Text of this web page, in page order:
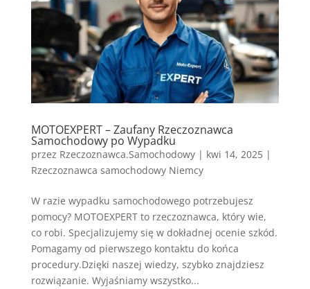
MOTOEXPERT – Zaufany Rzeczoznawca
Samochodowy po Wypadku
przez Rzeczoznawca.Samochodowy| kwi 14, 2025|
Rzeczoznawca samochodowy Niemcy
W razie wypadku samochodowego potrzebujesz
pomocy? MOTOEXPERT to rzeczoznawca, który wie,
co robi. Specjalizujemy się w dokładnej ocenie szkód.
Pomagamy od pierwszego kontaktu do końca
procedury.Dzięki naszej wiedzy, szybko znajdziesz
rozwiązanie. Wyjaśniamy wszystko...